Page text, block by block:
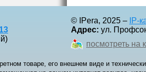
© IPera, 2025 – IP-
Адрес: ул.
посмотреть на
товаре, его внешнем виде и